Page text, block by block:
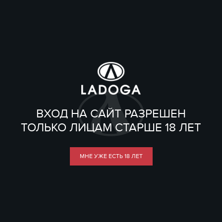
ВХОД НА САЙТ РАЗРЕШЕН
ТОЛЬКО ЛИЦАМ СТАРШЕ 18 ЛЕТ
МНЕ УЖЕ ЕСТЬ 18 ЛЕТ